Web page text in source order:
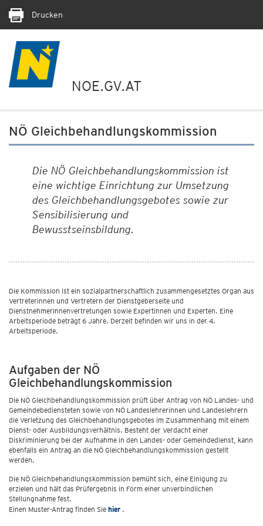
Drucken
NOE.GV.AT
NÖ Gleichbehandlungskommission
Die NÖ Gleichbehandlungskommission ist
eine wichtige Einrichtung zur Umsetzung
des Gleichbehandlungsgebotes sowie zur
Sensibilisierung und
Bewusstseinsbildung.
Die Kommission ist ein sozialpartnerschaftlich zusammengesetztes Organ aus
Vertreterinnen und Vertretern der Dienstgeberseite und
DienstnehmerInnenvertretungen sowie Expertinnen und Experten. Eine
Arbeitsperiode beträgt 6 Jahre. Derzeit befinden wir uns in der 4.
Arbeitsperiode.
Aufgaben der NÖ
Gleichbehandlungskommission
Die NÖ Gleichbehandlungskommission prüft über Antrag von NÖ Landes- und
Gemeindebediensteten sowie von NÖ Landeslehrerinnen und Landeslehrern
die Verletzung des Gleichbehandlungsgebotes im Zusammenhang mit einem
Dienst- oder Ausbildungsverhältnis. Besteht der Verdacht einer
Diskriminierung bei der Aufnahme in den Landes- oder Gemeindedienst, kann
ebenfalls ein Antrag an die NÖ Gleichbehandlungskommission gestellt
werden.
Die NÖ Gleichbehandlungskommission bemüht sich, eine Einigung zu
erzielen und hält das Prüfergebnis in Form einer unverbindlichen
Stellungnahme fest.
Einen Muster-Antrag finden Sie hier .